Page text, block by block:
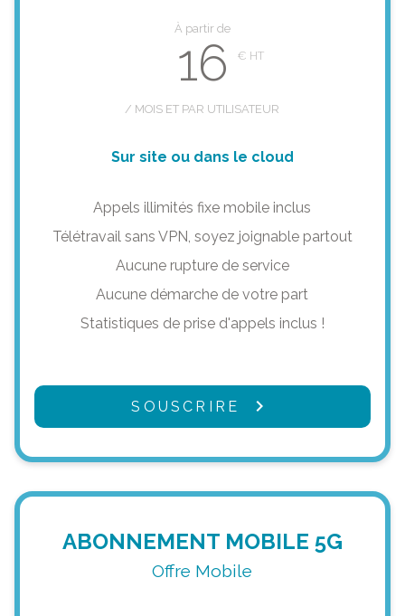
À partir de
16
/ MOIS ET PAR UTILISATEUR
Sur site ou dans le cloud
Appels illimités fixe mobile inclus
Télétravail sans VPN, soyez joignable partout
Aucune rupture de service
Aucune démarche de votre part
Statistiques de prise d'appels inclus !
SOUSCRIRE
ABONNEMENT MOBILE 5G
Offre Mobile